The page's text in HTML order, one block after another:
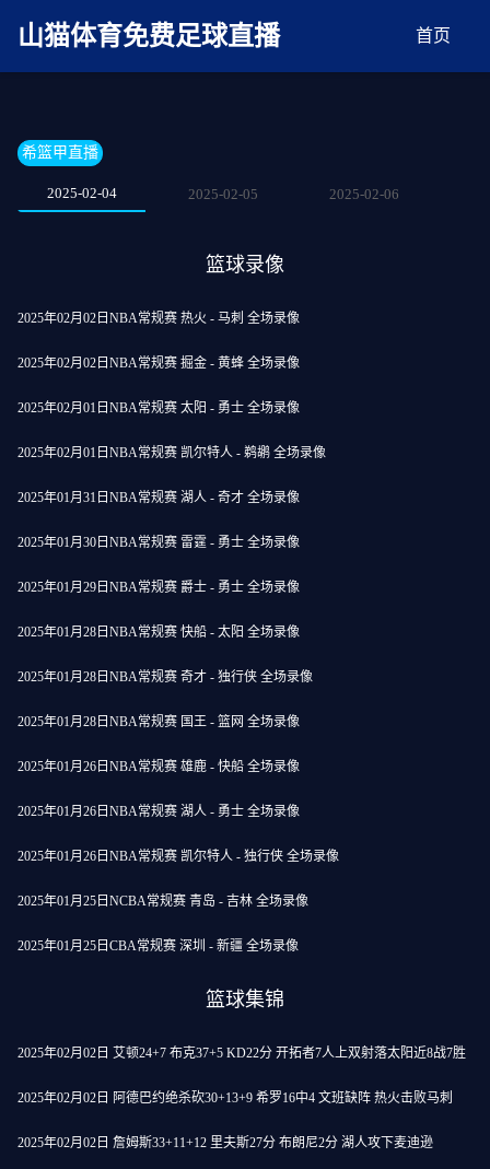
AV在线无码麻豆
山猫体育免费足球直播 首页
希篮甲直播
2025-02-04 2025-02-05 2025-02-06
篮球录像
2025年02月02日NBA常规赛 热火 - 马刺 全场录像
2025年02月02日NBA常规赛 掘金 - 黄蜂 全场录像
2025年02月01日NBA常规赛 太阳 - 勇士 全场录像
2025年02月01日NBA常规赛 凯尔特人 - 鹈鹕 全场录像
2025年01月31日NBA常规赛 湖人 - 奇才 全场录像
2025年01月30日NBA常规赛 雷霆 - 勇士 全场录像
2025年01月29日NBA常规赛 爵士 - 勇士 全场录像
2025年01月28日NBA常规赛 快船 - 太阳 全场录像
2025年01月28日NBA常规赛 奇才 - 独行侠 全场录像
2025年01月28日NBA常规赛 国王 - 篮网 全场录像
2025年01月26日NBA常规赛 雄鹿 - 快船 全场录像
2025年01月26日NBA常规赛 湖人 - 勇士 全场录像
2025年01月26日NBA常规赛 凯尔特人 - 独行侠 全场录像
2025年01月25日NCBA常规赛 青岛 - 吉林 全场录像
2025年01月25日CBA常规赛 深圳 - 新疆 全场录像
篮球集锦
2025年02月02日 艾顿24+7 布克37+5 KD22分 开拓者7人上双射落太阳近8战7胜
2025年02月02日 阿德巴约绝杀砍30+13+9 希罗16中4 文班缺阵 热火击败马刺
2025年02月02日 詹姆斯33+11+12 里夫斯27分 布朗尼2分 湖人攻下麦迪逊